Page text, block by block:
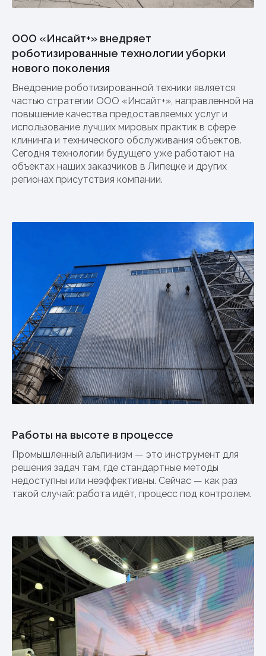
ООО «Инсайт+» внедряет
роботизированные технологии уборки
нового поколения
Внедрение роботизированной техники является
частью стратегии ООО «Инсайт+», направленной на
повышение качества предоставляемых услуг и
использование лучших мировых практик в сфере
клининга и технического обслуживания объектов.
Сегодня технологии будущего уже работают на
объектах наших заказчиков в Липецке и других
регионах присутствия компании.
Работы на высоте в процессе
Промышленный альпинизм — это инструмент для
решения задач там, где стандартные методы
недоступны или неэффективны. Сейчас — как раз
такой случай: работа идёт, процесс под контролем.